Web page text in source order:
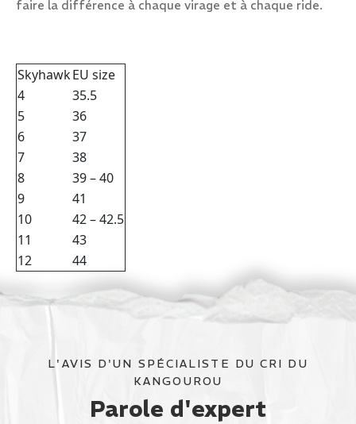
faire la différence à chaque virage et à chaque ride.
SkyhawkEU size
4
35.5
5
36
6
37
7
38
8
39 – 40
9
41
10
42 – 42.5
11
43
12
44
L'AVIS D'UN SPÉCIALISTE DU CRI DU
KANGOUROU
Parole d'expert